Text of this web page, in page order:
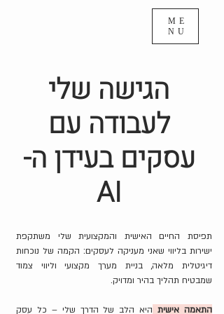
ME
NU
הגישה שלי
לעבודה עם
עסקים בעידן ה-
AI
תפיסת החיים האישית והמקצועית שלי משתקפת
ישירות בליווי שאני מעניקה לעסקים: הקמה של נוכחות
דיגיטלית מלאה, בניית מערך מקצועי וליווי צמוד
שמבטיח תהליך בהיר ומדויק.
התאמה אישית היא הלב של הדרך שלי – כל עסק